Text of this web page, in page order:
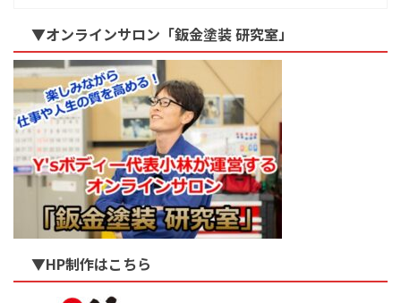
▼オンラインサロン「鈑金塗装 研究室」
▼HP制作はこちら